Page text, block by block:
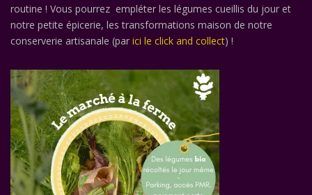
routine ! Vous pourrez empléter les légumes cueillis du jour et
notre petite épicerie, les transformations maison de notre
conserverie artisanale (par ici le click and collect) !